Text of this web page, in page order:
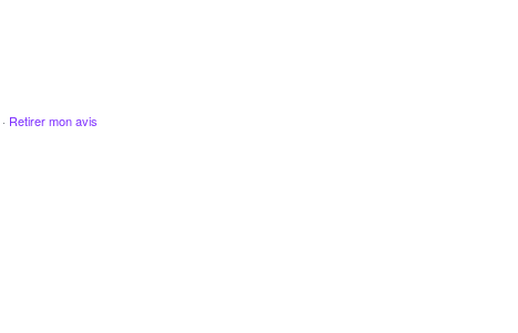
· Retirer mon avis